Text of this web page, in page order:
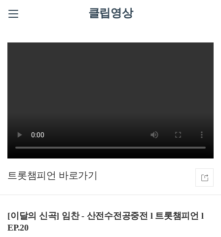
클립영상
트롯챔피언
[이달의 신곡] 임찬 - 산전수전공중전 l 트롯챔피언 l
EP.20